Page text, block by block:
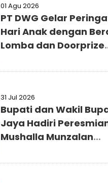
01 Agu 2026
PT DWG Gelar
Hari Anak dengan
Lomba dan Doorprize
31 Jul 2026
Bupati dan Wakil
Jaya Hadiri
Mushalla Munzalan
Pidie Jaya